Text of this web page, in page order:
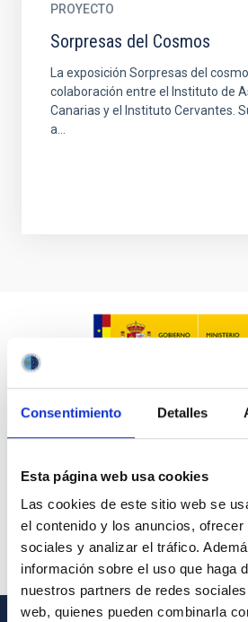
Consentimiento Detalles
Esta página web usa cookies
Las cookies de este sitio web se
el contenido y los anuncios, ofrecer
sociales y analizar el tráfico.
información sobre el uso que haga
nuestros partners de redes
web, quienes pueden combinarla
PROYECTO
Sorpresas del Cosmos
La exposición Sorpresas del
colaboración entre el Instituto de
Canarias y el Instituto Cervantes.
a...